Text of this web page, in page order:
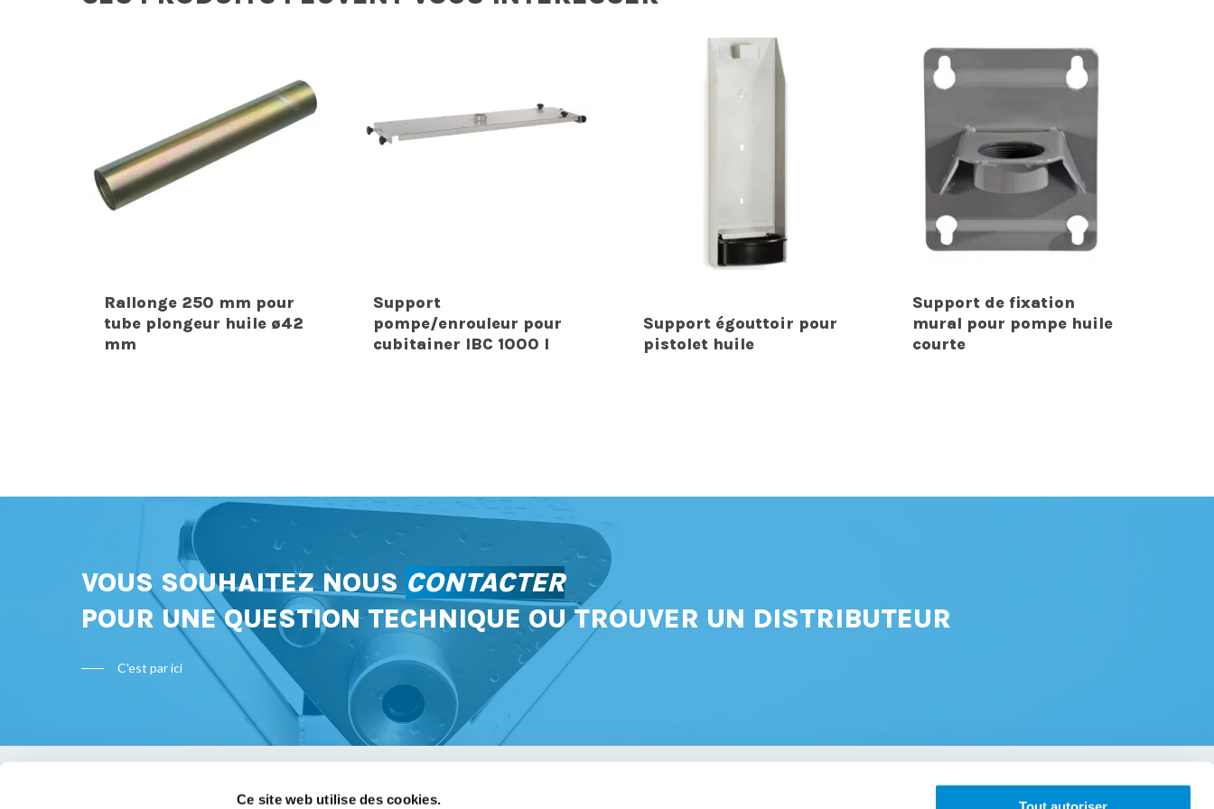
Ce site web utilise des cookies.
Rallonge 250 mm pour
tube plongeur huile ø42
mm
Support
pompe/enrouleur pour
cubitainer IBC 1000 l
Support égouttoir pour
pistolet huile
Support de fixation
mural pour pompe huile
courte
VOUS SOUHAITEZ NOUS CONTACTER
POUR UNE QUESTION TECHNIQUE OU TROUVER UN DISTRIBUTEUR
C'est par ici